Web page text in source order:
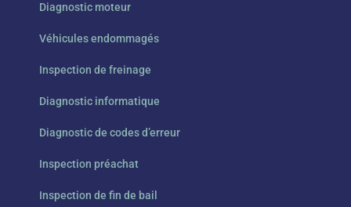
Diagnostic moteur
Véhicules endommagés
Inspection de freinage
Diagnostic informatique
Diagnostic de codes d’erreur
Inspection préachat
Inspection de fin de bail